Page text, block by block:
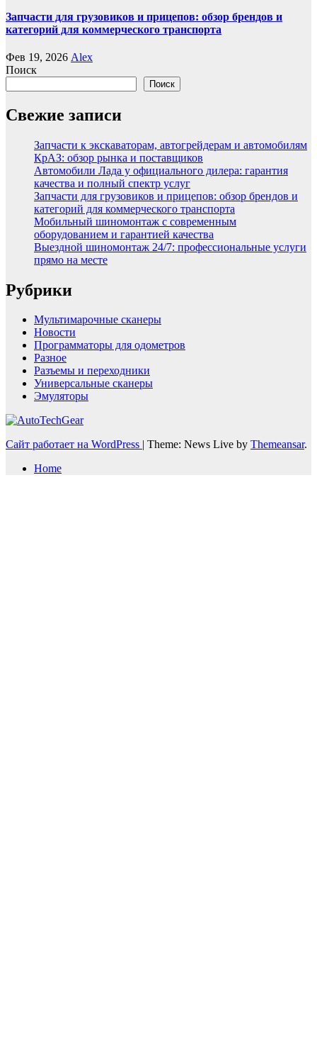
Запчасти для грузовиков и прицепов: обзор брендов и
категорий для коммерческого транспорта
Фев 19, 2026 Alex
Поиск
Поиск
Свежие записи
Запчасти к экскаваторам, автогрейдерам и автомобилям
КрАЗ: обзор рынка и поставщиков
Автомобили Лада у официального дилера: гарантия
качества и полный спектр услуг
Запчасти для грузовиков и прицепов: обзор брендов и
категорий для коммерческого транспорта
Мобильный шиномонтаж с современным
оборудованием и гарантией качества
Выездной шиномонтаж 24/7: профессиональные услуги
прямо на месте
Рубрики
Мультимарочные сканеры
Новости
Программаторы для одометров
Разное
Разъемы и переходники
Универсальные сканеры
Эмуляторы
Сайт работает на WordPress | Theme: News Live by Themeansar.
Home